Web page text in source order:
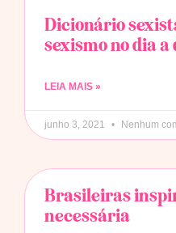
Dicionário
sexismo no dia a
LEIA MAIS »
junho 3, 2021 Nenhum
Brasileiras
necessária